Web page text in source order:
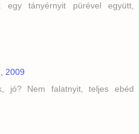
egy tányérnyit pürével együtt,
2009
jó? Nem falatnyit, teljes ebéd